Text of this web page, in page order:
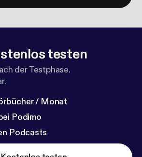
testen
der Testphase.
/ Monat
Podimo
Podcasts